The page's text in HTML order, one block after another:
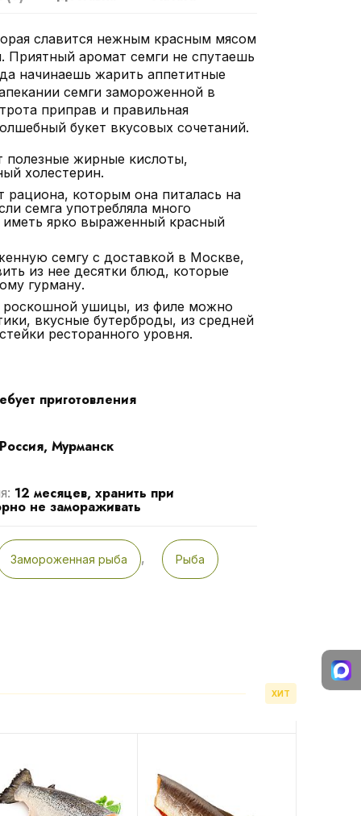
славится нежным красным мясом
Приятный аромат семги не спутаешь
начинаешь жарить аппетитные
семги замороженной в
приправ и правильная
букет вкусовых сочетаний.
полезные жирные кислоты,
холестерин.
рациона, которым она питалась на
семга употребляла много
иметь ярко выраженный красный
семгу с доставкой в Москве,
из нее десятки блюд, которые
гурману.
роскошной ушицы, из филе можно
вкусные бутерброды, из средней
ресторанного уровня.
приготовления
Россия, Мурманск
12 месяцев, хранить при
не замораживать
Замороженная рыба , Рыба
ХИТ